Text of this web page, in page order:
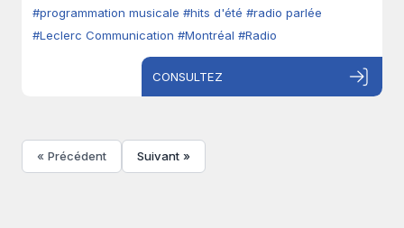
#programmation musicale #hits d'été #radio parlée
#Leclerc Communication #Montréal #Radio
CONSULTEZ
« Précédent Suivant »